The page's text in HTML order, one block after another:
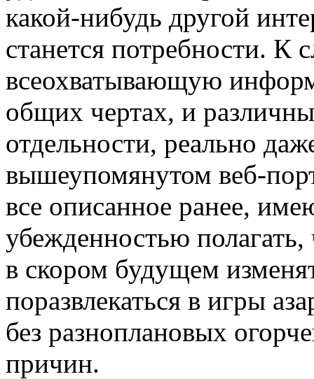
какой-нибудь другой
станется потребности. К
всеохватывающую
общих чертах, и
отдельности, реально
вышеупомянутом веб-
все описанное ранее,
убежденностью
в скором будущем
поразвлекаться в игры
без разноплановых
причин.